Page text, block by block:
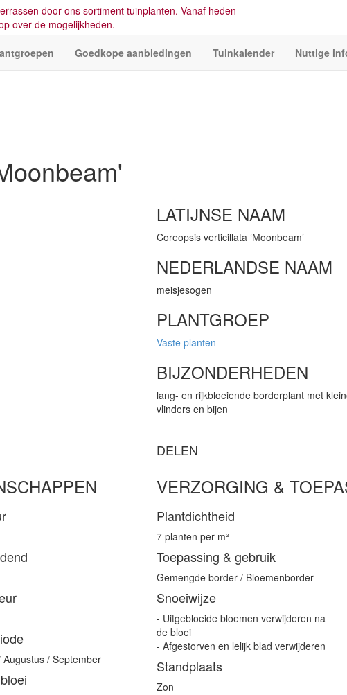
door ons sortiment tuinplanten. Vanaf heden
over de mogelijkheden.
Goedkope aanbiedingen Tuinkalender Nuttige
LATIJNSE NAAM
Coreopsis verticillata ‘Moonbeam’
NEDERLANDSE NAAM
meisjesogen
PLANTGROEP
Vaste planten
BIJZONDERHEDEN
lang- en rijkbloeiende borderplant met
vlinders en bijen
DELEN
Augustus / September
VERZORGING &
Plantdichtheid
7 planten per m²
Toepassing & gebruik
Gemengde border / Bloemenborder
Snoeiwijze
- Uitgebloeide bloemen verwijderen na
de bloei
- Afgestorven en lelijk blad verwijderen
Standplaats
Zon